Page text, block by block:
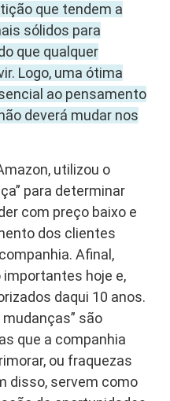
que tendem a
sólidos para
que qualquer
Logo, uma ótima
ao pensamento
deverá mudar nos
utilizou o
para determinar
com preço baixo e
dos clientes
Afinal,
hoje e,
daqui 10 anos.
mudanças” são
que a companhia
ou fraquezas
disso, servem como